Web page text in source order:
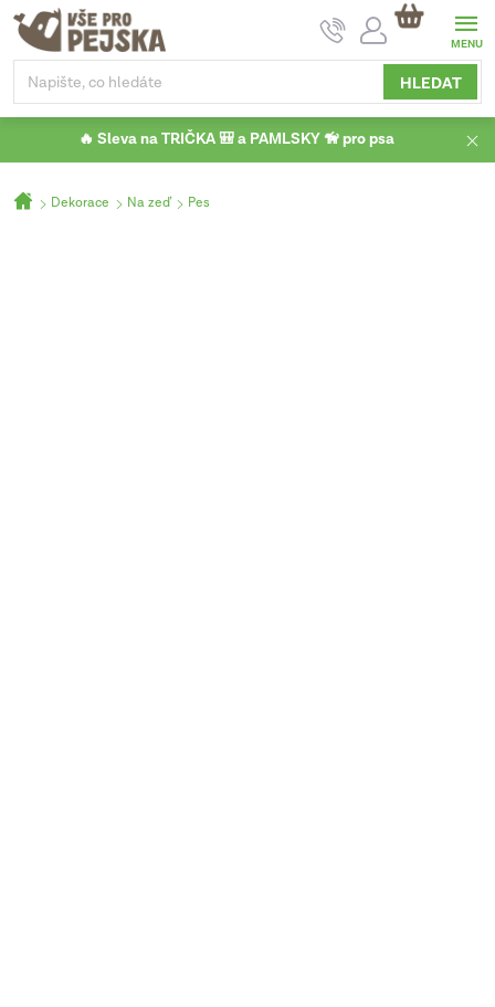
Přejít
obsah
HLEDAT
NÁKUPNÍ
KOŠÍK
🔥 Sleva na TRIČKA 🎒 a PAMLSKY 🦮 pro psa
DomůDekorace Na zeď Pes